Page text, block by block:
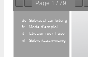
Page 1 /79